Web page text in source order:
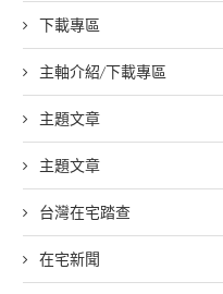
下載專區
主軸介紹/下載專區
主題文章
主題文章
台灣在宅踏查
在宅新聞